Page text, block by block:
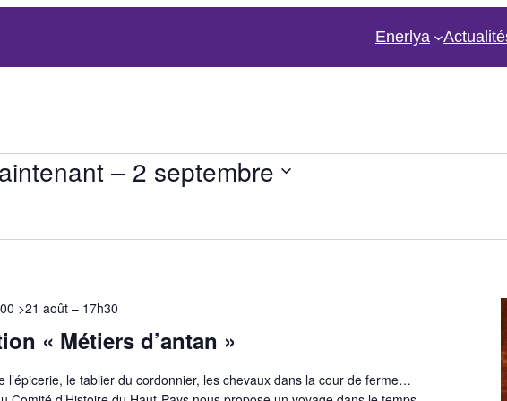
Enerlya
– 2 septembre
« Métiers d’antan »
>21 août – 17h30
l’épicerie, le tablier du cordonnier, les chevaux dans la cour de ferme…